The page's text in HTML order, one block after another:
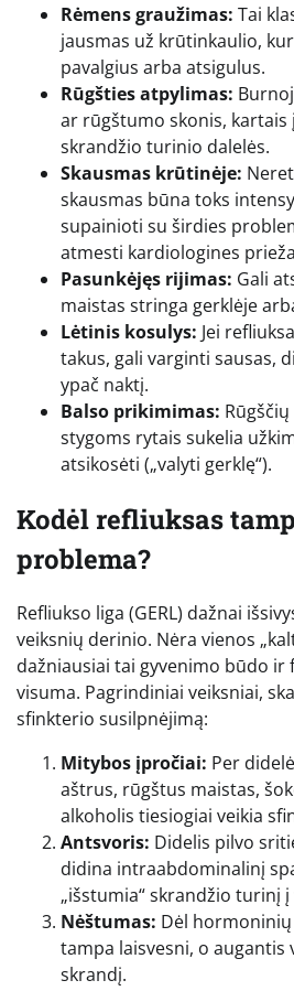
Rėmens graužimas: Tai
jausmas už krūtinkaulio,
pavalgius arba atsigulus.
Rūgšties atpylimas:
ar rūgštumo skonis, kartais
skrandžio turinio dalelės.
Skausmas krūtinėje:
skausmas būna toks
supainioti su širdies
atmesti kardiologines
Pasunkėjęs rijimas: Gali
maistas stringa gerklėje
Lėtinis kosulys: Jei
takus, gali varginti sausas,
ypač naktį.
Balso prikimimas:
stygoms rytais sukelia
atsikosėti („valyti gerklę“).
Kodėl refliuksas
problema?
Refliukso liga (GERL) dažnai
veiksnių derinio. Nėra vienos
dažniausiai tai gyvenimo būdo ir
visuma. Pagrindiniai veiksniai,
sfinkterio susilpnėjimą:
Mitybos įpročiai: Per
aštrus, rūgštus maistas,
alkoholis tiesiogiai veikia
Antsvoris: Didelis pilvo
didina intraabdominalinį
„išstumia“ skrandžio turinį į
Nėštumas: Dėl
tampa laisvesni, o augantis
skrandį.